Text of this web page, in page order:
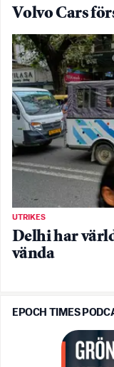
Volvo Cars
UTRIKES
Delhi har
vända
EPOCH TIMES